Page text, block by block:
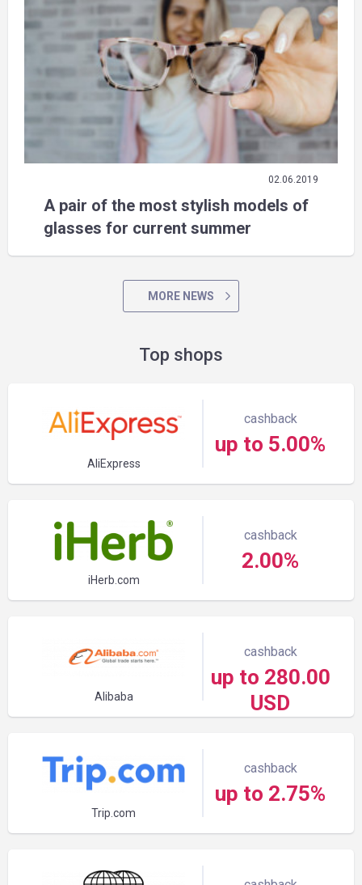
02.06.2019
A pair of the most stylish models of
glasses for current summer
MORE NEWS
Top shops
AliExpress
cashback
up to 5.00%
iHerb.com
cashback
2.00%
Alibaba
cashback
up to 280.00
USD
Trip.com
cashback
up to 2.75%